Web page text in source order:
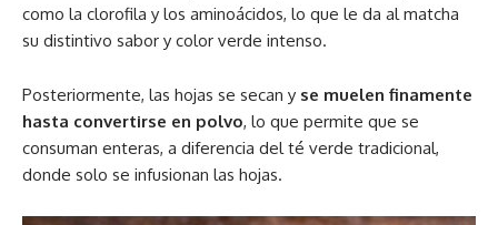
como la clorofila y los aminoácidos, lo que le da al matcha
su distintivo sabor y color verde intenso.
Posteriormente, las hojas se secan y se muelen finamente
hasta convertirse en polvo, lo que permite que se
consuman enteras, a diferencia del té verde tradicional,
donde solo se infusionan las hojas.